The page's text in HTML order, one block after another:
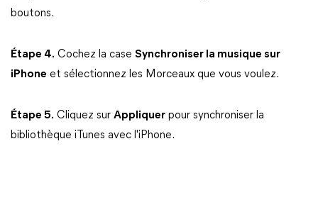
boutons.
Étape 4. Cochez la case Synchroniser la musique sur
iPhone et sélectionnez les Morceaux que vous voulez.
Étape 5. Cliquez sur Appliquer pour synchroniser la
bibliothèque iTunes avec l'iPhone.